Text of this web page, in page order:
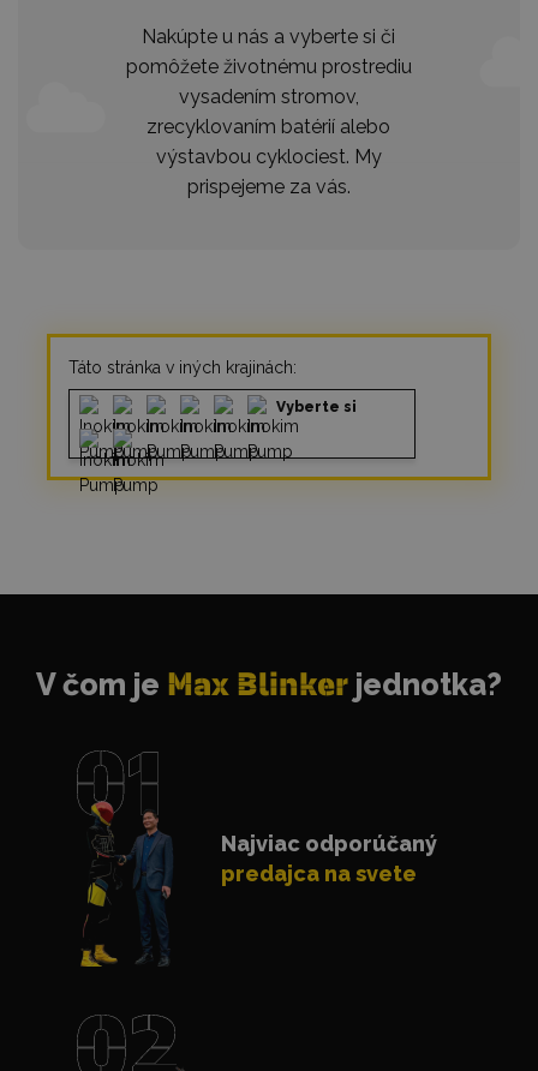
Nakúpte u nás a vyberte si či
pomôžete životnému prostrediu
vysadením stromov,
zrecyklovaním batérií alebo
výstavbou cyklociest. My
prispejeme za vás.
Táto stránka v iných krajinách:
Vyberte si
V čom je Max Blinker jednotka?
Najviac odporúčaný
predajca na svete